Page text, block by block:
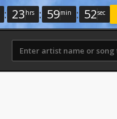
: 23 hrs : 59min : 51sec